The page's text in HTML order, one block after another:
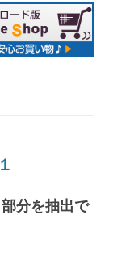
分を抽出で